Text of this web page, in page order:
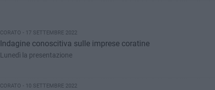
CORATO - 17 SETTEMBRE 2022
Indagine conoscitiva sulle imprese coratine
Lunedì la presentazione
CORATO - 10 SETTEMBRE 2022